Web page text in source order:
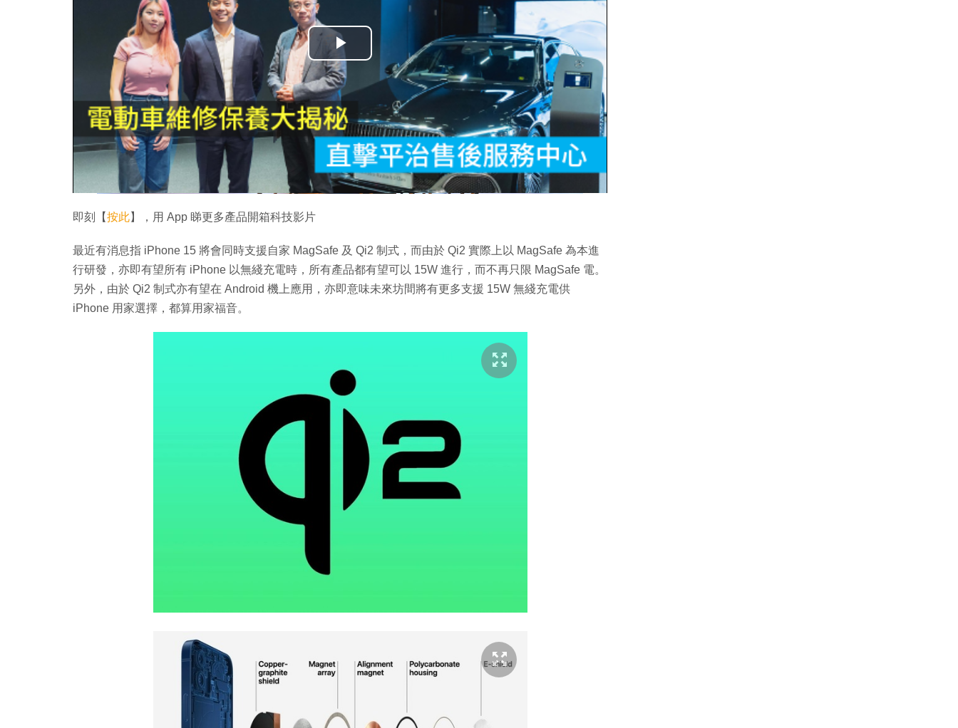
播
放
影
片
即刻【按此】，用 App 睇更多產品開箱科技影片
最近有消息指 iPhone 15 將會同時支援自家 MagSafe 及 Qi2 制式，而由於 Qi2 實際上以 MagSafe 為本進
行研發，亦即有望所有 iPhone 以無綫充電時，所有產品都有望可以 15W 進行，而不再只限 MagSafe 電。
另外，由於 Qi2 制式亦有望在 Android 機上應用，亦即意味未來坊間將有更多支援 15W 無綫充電供
iPhone 用家選擇，都算用家福音。